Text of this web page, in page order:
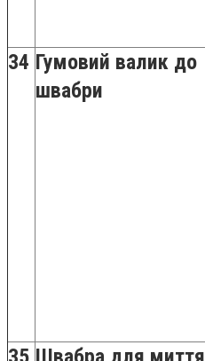
34 Гумовий валик до
швабри